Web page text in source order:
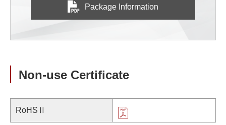
Package Information
Non-use Certificate
RoHSⅡ